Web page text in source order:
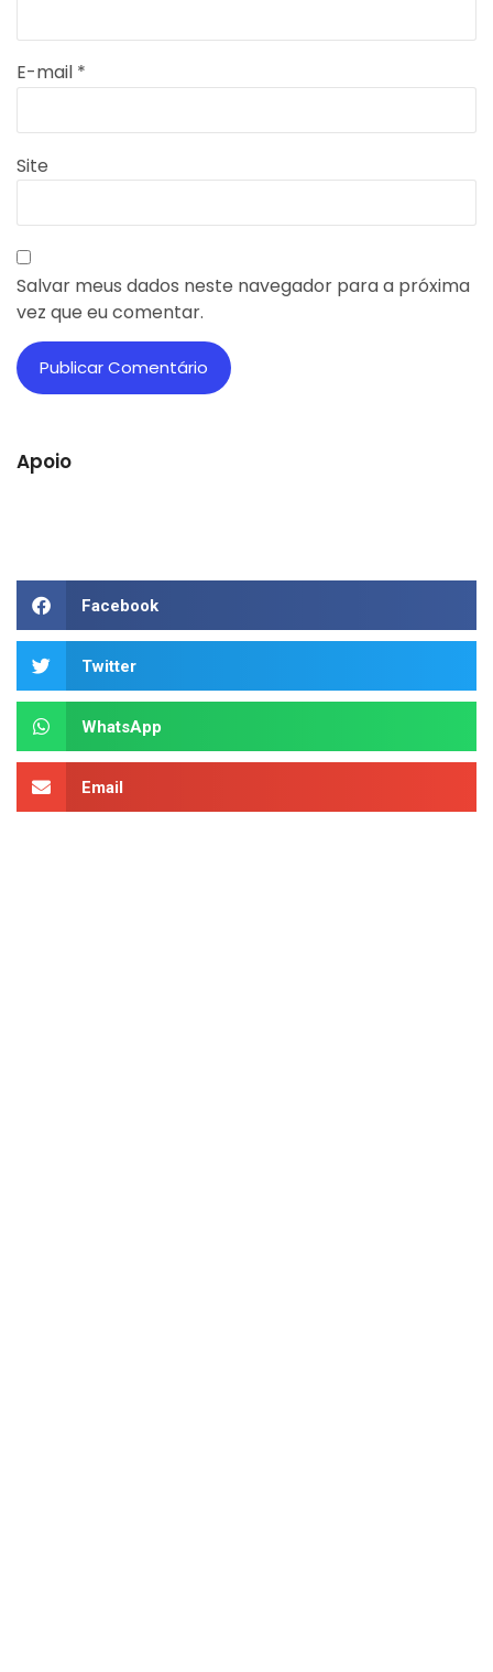
E-mail *
Site
Salvar meus dados neste navegador para a próxima
vez que eu comentar.
Apoio
Facebook
Twitter
WhatsApp
Email